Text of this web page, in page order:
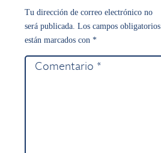
Tu dirección de correo electrónico no
será publicada. Los campos obligatorios
están marcados con *